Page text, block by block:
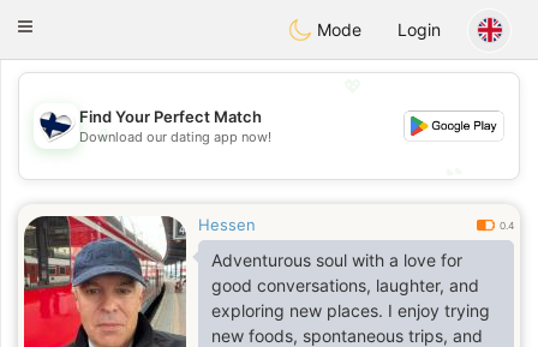
SuomenTreffit
Toggle
Mode Login
💖
💕
Find Your Perfect Match
Download our dating app now!
Hessen 0.4
Adventurous soul with a love for
good conversations, laughter, and
exploring new places. I enjoy trying
new foods, spontaneous trips, and